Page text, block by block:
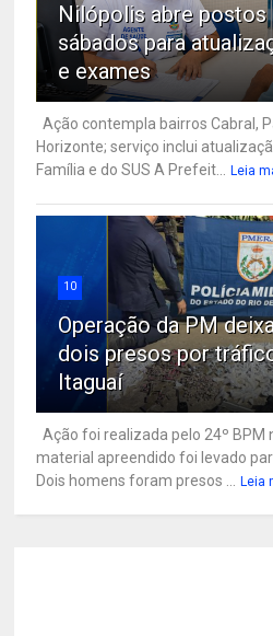
Nilópolis abre postos
sábados para
e exames
Ação contempla bairros Cabral,
Horizonte; serviço inclui
Família e do SUS A Prefeit... Leia
10
Operação da PM
dois presos por
Itaguaí
Ação foi realizada pelo 24º BPM
material apreendido foi levado
Dois homens foram presos ... Leia